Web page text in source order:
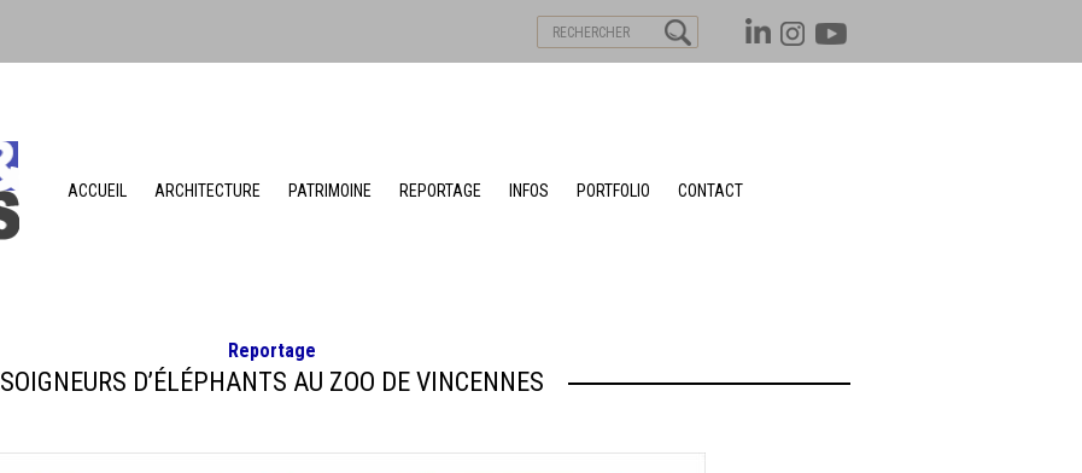
ACCUEIL ARCHITECTURE PATRIMOINE REPORTAGE INFOS PORTFOLIO CONTACT
Reportage
SOIGNEURS D’ÉLÉPHANTS AU ZOO DE VINCENNES